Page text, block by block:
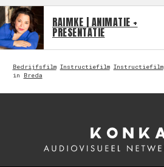
RAIMKE | ANIMATIE +
PRESENTATIE
Bedrijfsfilm Instructiefilm Instructiefilm
in
Breda